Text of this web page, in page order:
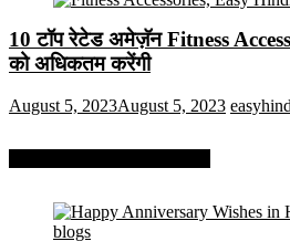
10 टॉप रेटेड अमेज़ॅन Fitness
को अधिकतम करेंगी
August 5, 2023August 5, 2023